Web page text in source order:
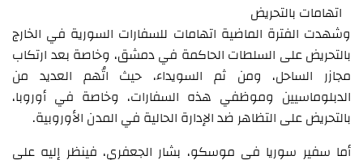
اتهامات بالتحريض
وشهدت الفترة الماضية اتهامات للسفارات السورية في الخارج
بالتحريض على السلطات الحاكمة في دمشق، وخاصة بعد ارتكاب
مجازر الساحل، ومن ثم السويداء، حيث اتُهم العديد من
الدبلوماسيين وموظفي هذه السفارات، وخاصة في أوروبا،
بالتحريض على التظاهر ضد الإدارة الحالية في المدن الأوروبية.
أما سفير سوريا في موسكو، بشار الجعفري، فينظر إليه على